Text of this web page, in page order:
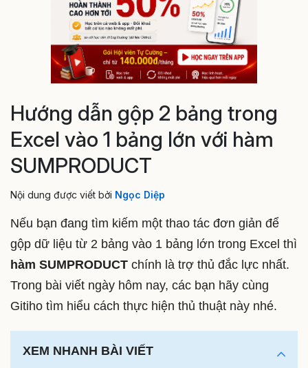
Hướng dẫn gộp 2 bảng trong
Excel vào 1 bảng lớn với hàm
SUMPRODUCT
Nội dung được viết bởi Ngọc Diệp
Nếu bạn đang tìm kiếm một thao tác đơn giản để
gộp dữ liệu từ 2 bảng vào 1 bảng lớn trong Excel thì
hàm SUMPRODUCT chính là trợ thủ đắc lực nhất.
Trong bài viết ngày hôm nay, các bạn hãy cùng
Gitiho tìm hiểu cách thực hiện thủ thuật này nhé.
XEM NHANH BÀI VIẾT